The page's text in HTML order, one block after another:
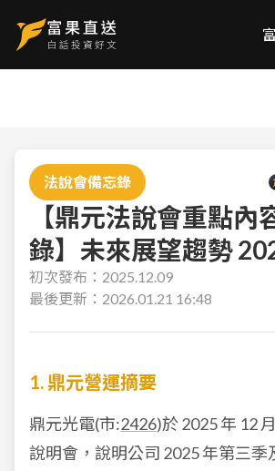
法說會備忘錄
【鼎元法說會重點內
錄】未來展望趨勢
初次發布： 2025.12.09
最後更新： 2026.01.21 16:48
1. 鼎元營運摘要
鼎元光電(市:2426)於 2025 年 12
說明會，說明公司 2025 年第三季